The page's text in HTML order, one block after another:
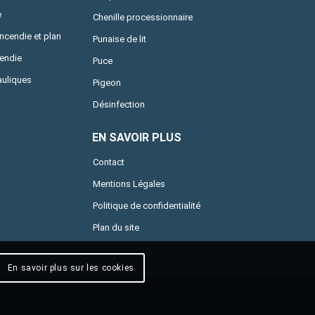
et plan
Chenille processionnaire
Punaise de lit
Puce
Pigeon
Désinfection
EN SAVOIR PLUS
Contact
Mentions Légales
Politique de confidentialité
Plan du site
En savoir plus sur les cookies